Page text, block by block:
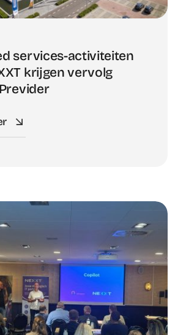
services-activiteiten
krijgen vervolg